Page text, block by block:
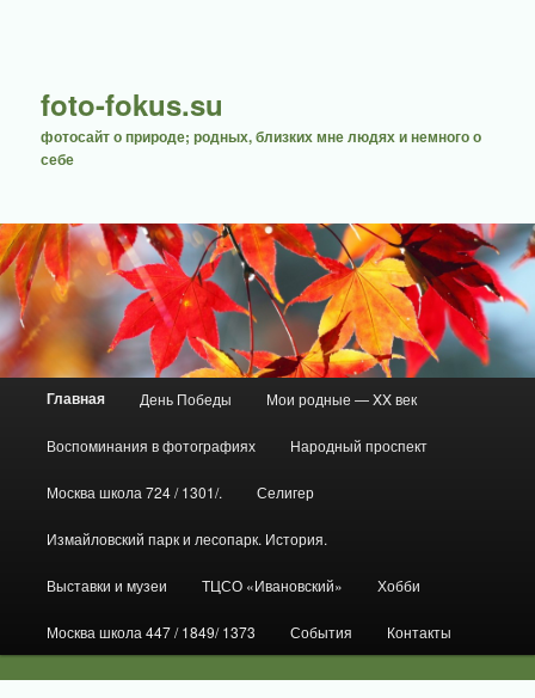
foto-fokus.su
фотосайт о природе; родных, близких мне людях и немного о
себе
Главное меню
Перейти к основному содержимому
Перейти к дополнительному содержимому
Главная День Победы Мои родные — XX век
Воспоминания в фотографиях Народный проспект
Москва школа 724 / 1301/. Селигер
Измайловский парк и лесопарк. История.
Выставки и музеи ТЦСО «Ивановский» Хобби
Москва школа 447 / 1849/ 1373 События Контакты